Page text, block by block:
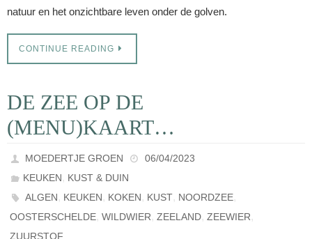
natuur en het onzichtbare leven onder de golven.
CONTINUE READING
DE ZEE OP DE
(MENU)KAART…
MOEDERTJE GROEN
06/04/2023
KEUKEN, KUST & DUIN
ALGEN, KEUKEN, KOKEN, KUST, NOORDZEE,
OOSTERSCHELDE, WILDWIER, ZEELAND, ZEEWIER,
ZUURSTOF